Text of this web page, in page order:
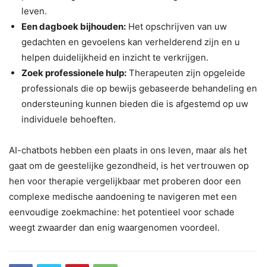
leven.
Een dagboek bijhouden: Het opschrijven van uw
gedachten en gevoelens kan verhelderend zijn en u
helpen duidelijkheid en inzicht te verkrijgen.
Zoek professionele hulp: Therapeuten zijn opgeleide
professionals die op bewijs gebaseerde behandeling en
ondersteuning kunnen bieden die is afgestemd op uw
individuele behoeften.
AI-chatbots hebben een plaats in ons leven, maar als het
gaat om de geestelijke gezondheid, is het vertrouwen op
hen voor therapie vergelijkbaar met proberen door een
complexe medische aandoening te navigeren met een
eenvoudige zoekmachine: het potentieel voor schade
weegt zwaarder dan enig waargenomen voordeel.